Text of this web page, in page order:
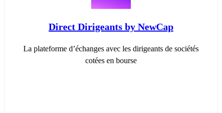
Direct Dirigeants by NewCap
La plateforme d’échanges avec les dirigeants de sociétés
cotées en bourse